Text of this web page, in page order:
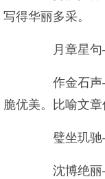
写得华丽多采。
月章星句
作金石声
脆优美。比喻文章
璧坐玑驰
沈博绝丽